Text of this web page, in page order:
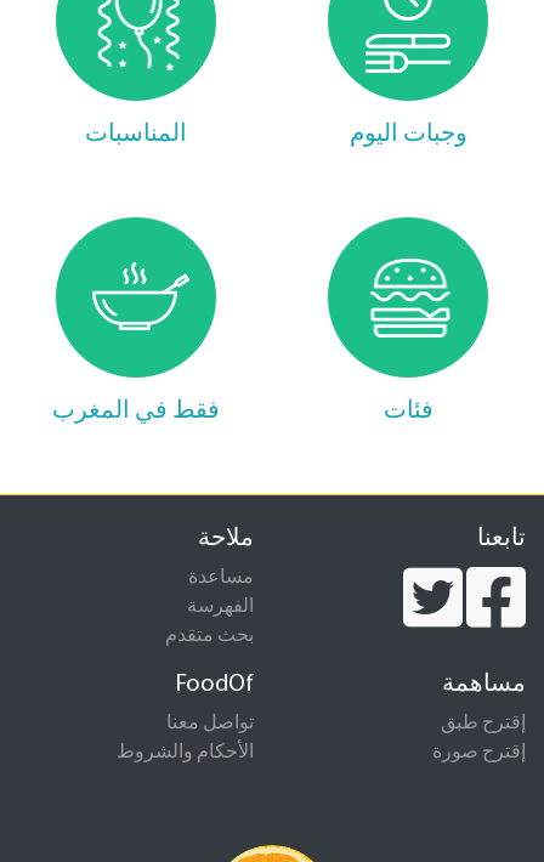
وجبات اليوم المناسبات
فئات فقط في المغرب
تابعنا ملاحة
مساعدة
الفهرسة
بحث متقدم
مساهمة
إقترح طبق
إقترح صورة
FoodOf
تواصل معنا
الأحكام والشروط